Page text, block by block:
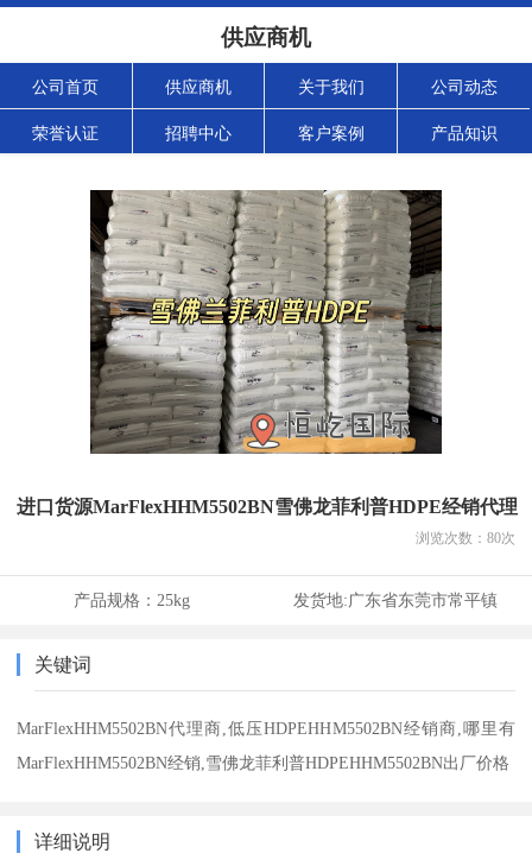
供应商机
公司首页 供应商机 关于我们 公司动态
荣誉认证 招聘中心 客户案例 产品知识
进口货源MarFlexHHM5502BN雪佛龙菲利普HDPE经销代理
浏览次数： 80次
产品规格： 25kg 发货地:广东省东莞市常平镇
关键词
MarFlexHHM5502BN代理商,低压HDPEHHM5502BN经销商,哪里有
MarFlexHHM5502BN经销,雪佛龙菲利普HDPEHHM5502BN出厂价格
详细说明